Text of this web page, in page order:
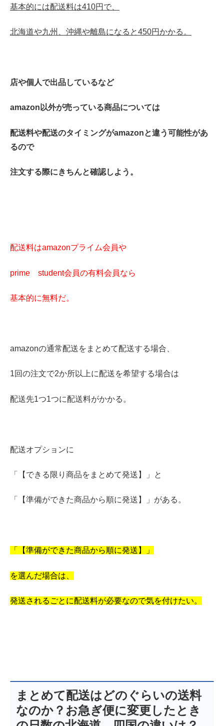
基本的には配送料は410円で、
北海道や九州、沖縄や離島になると450円かかる。
店や個人で出品しているなど
amazon以外が売っている商品については
配送料や配送のタイミングがamazonと違う可能性があ
るので
注文する際にきちんと確認しよう。
配送料はamazonプライム会員や
prime student会員の有料会員なら
基本的に無料だ。
amazonの通常配送をまとめて配送する場合、
1回の注文で2か所以上に配送を希望する場合は
配送先1つ1つに配送料がかかる。
配送オプションに
「【できる限り商品をまとめて発送】」と
「【準備ができた商品から順に発送】」がある。
「【準備ができた商品から順に発送】」
を選んだ場合は、
発送されるごとに配送料が必要なので気を付けたい。
まとめて配送はどのぐらいの送料
なのか？お急ぎ便に変更したとき